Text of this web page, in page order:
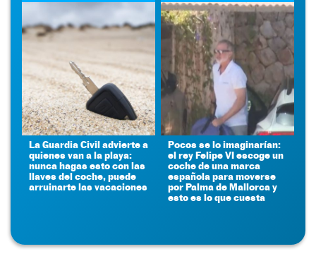
La Guardia Civil advierte a
quienes van a la playa:
nunca hagas esto con las
llaves del coche, puede
arruinarte las vacaciones
Pocos se lo imaginarían:
el rey Felipe VI escoge un
coche de una marca
española para moverse
por Palma de Mallorca y
esto es lo que cuesta